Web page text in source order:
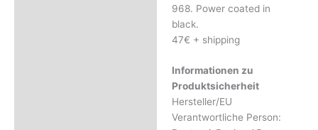
968. Power coated in
black.
47€ + shipping
Informationen zu
Produktsicherheit
Hersteller/EU
Verantwortliche Person: